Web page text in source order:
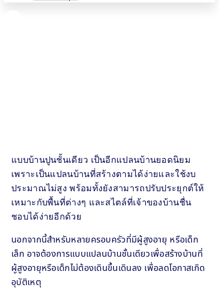
แบบบ้านปูนชั้นเดียว เป็นอีกแปลนบ้านยอดนิยม
เพราะเป็นแปลนบ้านที่สร้างตามได้ง่ายและใช้งบ
ประมาณไม่สูง พร้อมทั้งยังสามารถปรับประยุกต์ให้
เหมาะกับพื้นที่ต่างๆ และสไตล์ที่เจ้าของบ้านชื่น
ชอบได้ง่ายอีกด้วย
นอกจากนี้สำหรับหลายครอบครัวที่มีผู้สูงอายุ หรือเด็ก
เล็ก อาจต้องการแบบแปลนบ้านชั้นเดียวเพื่อสร้างบ้านที่
ผู้สูงอายุหรือเด็กไม่ต้องเดินขึ้นเดินลง เพื่อลดโอกาสเกิด
อุบัติเหตุ